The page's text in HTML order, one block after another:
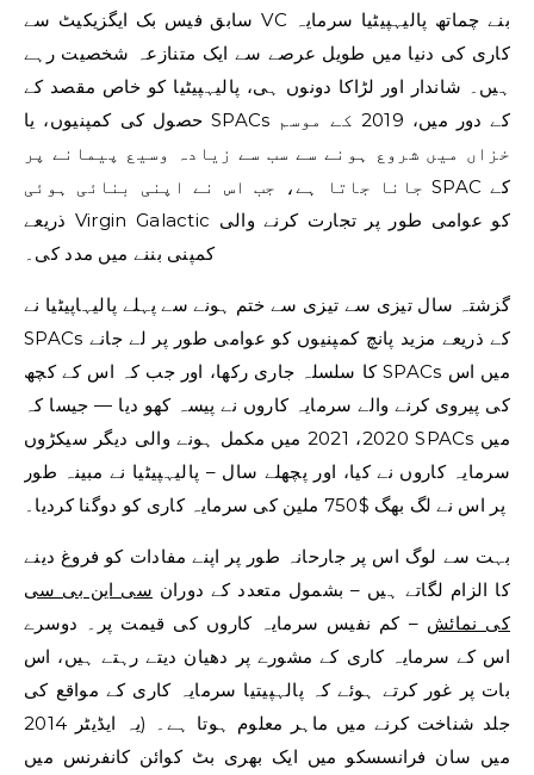
سابق فیس بک ایگزیکیٹ سے VC بنے چماتھ پالیہپیٹیا سرمایہ
کاری کی دنیا میں طویل عرصے سے ایک متنازعہ شخصیت رہے
ہیں۔ شاندار اور لڑاکا دونوں ہی، پالیہپیٹیا کو خاص مقصد کے
حصول کی کمپنیوں، یا SPACs کے دور میں، 2019 کے موسم
خزاں میں شروع ہونے سے سب سے زیادہ وسیع پیمانے پر
جانا جاتا ہے، جب اس نے اپنی بنائی ہوئی SPAC کے
ذریعے Virgin Galactic کو عوامی طور پر تجارت کرنے والی
کمپنی بننے میں مدد کی۔
گزشتہ سال تیزی سے تیزی سے ختم ہونے سے پہلے پالیہاپیٹیا نے
SPACs کے ذریعے مزید پانچ کمپنیوں کو عوامی طور پر لے جانے
کا سلسلہ جاری رکھا، اور جب کہ اس کے کچھ SPACs میں اس
کی پیروی کرنے والے سرمایہ کاروں نے پیسہ کھو دیا — جیسا کہ
2020، 2021 میں مکمل ہونے والی دیگر سیکڑوں SPACs میں
سرمایہ کاروں نے کیا، اور پچھلے سال – پالیہپیٹیا نے مبینہ طور
پر اس نے لگ بھگ $750 ملین کی سرمایہ کاری کو دوگنا کردیا۔
بہت سے لوگ اس پر جارحانہ طور پر اپنے مفادات کو فروغ دینے
کا الزام لگاتے ہیں – بشمول متعدد کے دوران سی این بی سی
کی نمائش – کم نفیس سرمایہ کاروں کی قیمت پر۔ دوسرے
اس کے سرمایہ کاری کے مشورے پر دھیان دیتے رہتے ہیں، اس
بات پر غور کرتے ہوئے کہ پالہپیتیا سرمایہ کاری کے مواقع کی
جلد شناخت کرنے میں ماہر معلوم ہوتا ہے۔ (یہ ایڈیٹر 2014
میں سان فرانسسکو میں ایک بھری بٹ کوائن کانفرنس میں